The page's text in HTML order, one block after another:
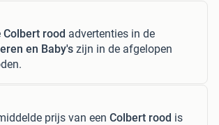
Colbert rood advertenties in de
en Baby's zijn in de afgelopen
prijs van een Colbert rood is